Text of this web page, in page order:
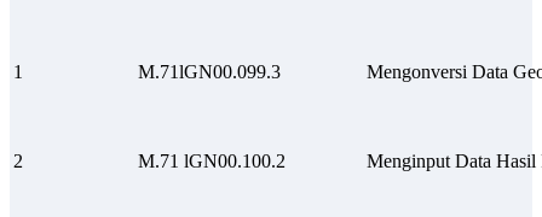
1 M.71lGN00.099.3 Mengonversi Data
2 M.71 lGN00.100.2 Menginput Data Hasil